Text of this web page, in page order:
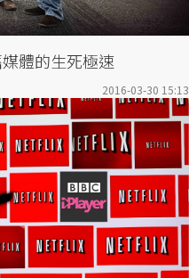
體的生死極速
2016-03-30 15:13